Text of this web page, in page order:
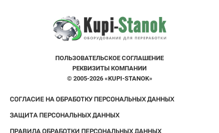
ПОЛЬЗОВАТЕЛЬСКOE СОГЛАШЕНИE
РЕКВИЗИТЫ КОМПАНИИ
© 2005-2026 «KUPI-STANOK»
СОГЛАСИЕ НА ОБРАБОТКУ ПЕРСОНАЛЬНЫХ ДАННЫХ
ЗАЩИТА ПЕРСОНАЛЬНЫХ ДАННЫХ
ПРАВИЛА ОБРАБОТКИ ПЕРСОНАЛЬНЫХ ДАННЫХ